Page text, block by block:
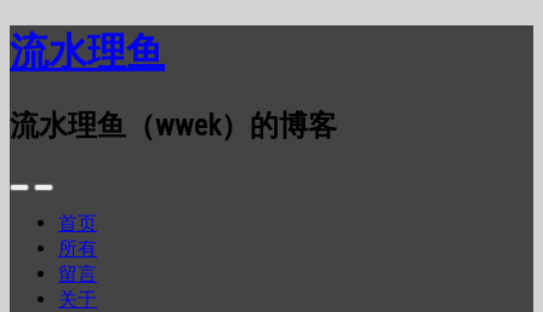
流水理鱼
流水理鱼（wwek）的博客
首页
所有
留言
关于